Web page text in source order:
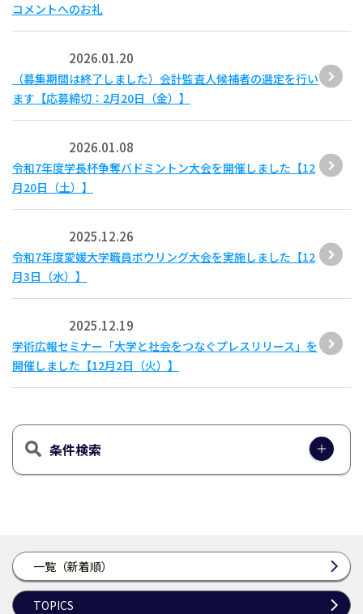
一覧（新着順）
TOPICS
コメントへのお礼
2026.01.20
（募集期間は終了しました）会計監査人候補者の選定を行い
ます【応募締切：2月20日（金）】
2026.01.08
令和7年度学長杯争奪バドミントン大会を開催しました【12
月20日（土）】
2025.12.26
令和7年度愛媛大学職員ボウリング大会を実施しました【12
月3日（水）】
2025.12.19
学術広報セミナー「大学と社会をつなぐプレスリリース」を
開催しました【12月2日（火）】
条件検索